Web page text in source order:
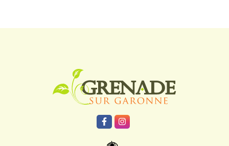
Lien vers le compte Facebook
Lien vers le compte